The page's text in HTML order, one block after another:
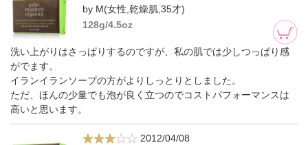
by M(女性,乾燥肌,35才)
128g/4.5oz
洗い上がりはさっぱりするのですが、私の肌では少しつっぱり感
がでます。
イランイランソープの方がよりしっとりとしました。
ただ、ほんの少量でも泡が良く立つのでコストパフォーマンスは
高いと思います。
2012/04/08